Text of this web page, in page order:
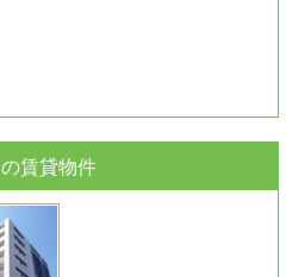
の賃貸物件